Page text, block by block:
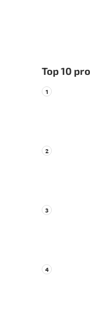
Top 10